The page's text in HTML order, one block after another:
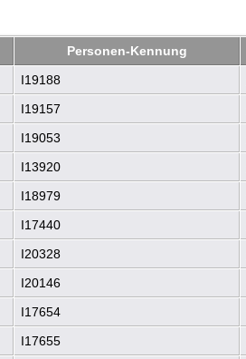
Personen-Kennung
I19188
I19157
I19053
I13920
I18979
I17440
I20328
I20146
I17654
I17655